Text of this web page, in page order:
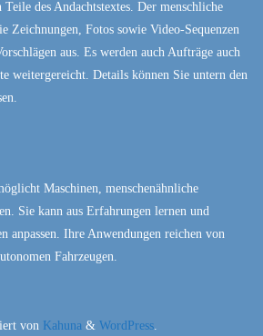
des Andachtstextes. Der menschliche
Zeichnungen, Fotos sowie Video-Sequenzen
aus. Es werden auch Aufträge auch
weitergereicht. Details können Sie untern den
Maschinen, menschenähnliche
Sie kann aus Erfahrungen lernen und
anpassen. Ihre Anwendungen reichen von
Fahrzeugen.
von Kahuna & WordPress.